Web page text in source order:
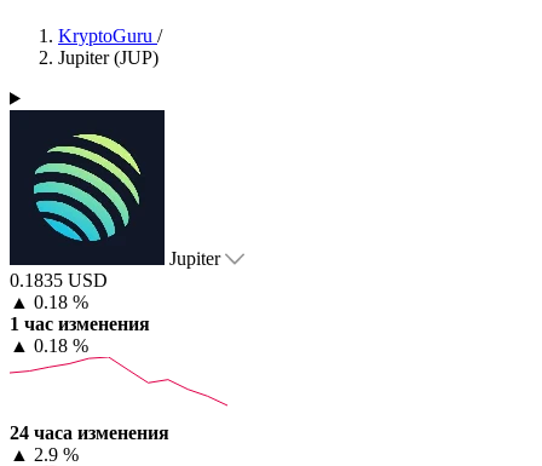
KryptoGuru /
Jupiter (JUP)
Jupiter
0.1835 USD
▲ 0.18 %
1 час изменения
▲ 0.18 %
24 часа изменения
▲ 2.9 %